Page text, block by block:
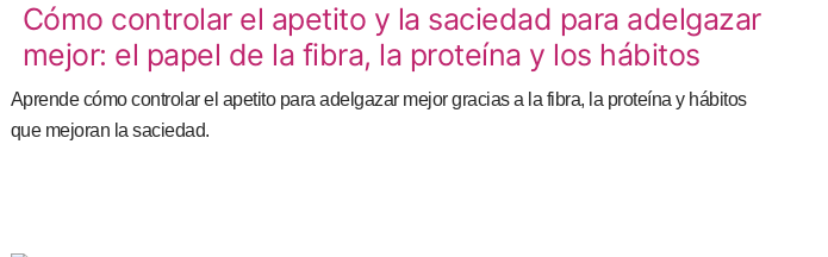
Cómo controlar el apetito y la saciedad para adelgazar
mejor: el papel de la fibra, la proteína y los hábitos
Aprende cómo controlar el apetito para adelgazar mejor gracias a la fibra, la proteína y hábitos
que mejoran la saciedad.